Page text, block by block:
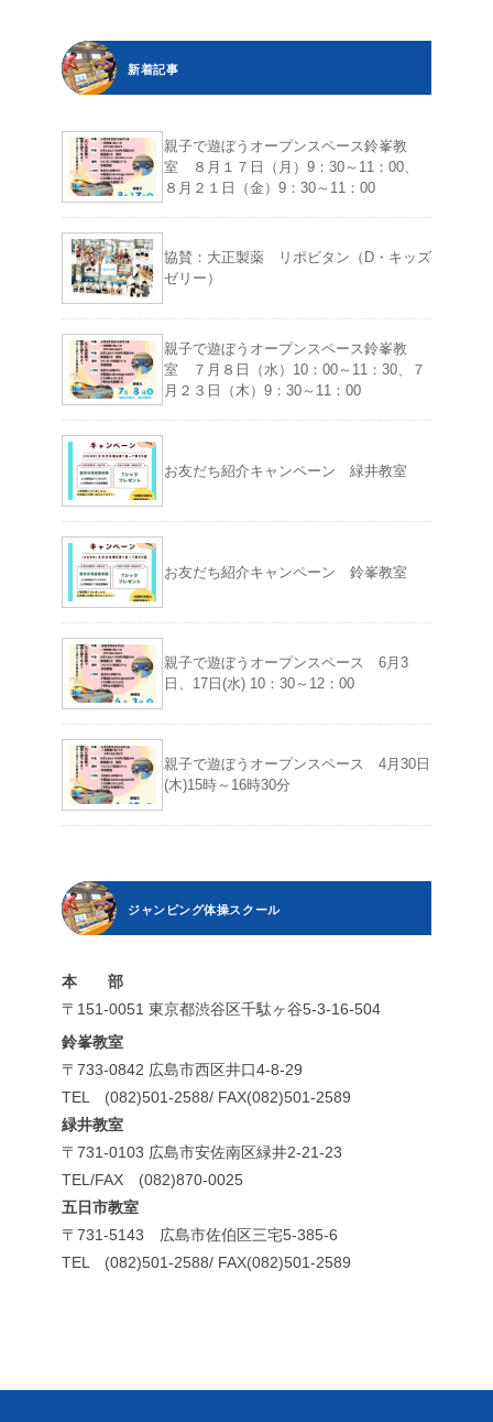
新着記事
親子で遊ぼうオープンスペース鈴峯教
室 ８月１７日（月）9：30～11：00、
８月２１日（金）9：30～11：00
協賛：大正製薬 リポビタン（D・キッズ
ゼリー）
親子で遊ぼうオープンスペース鈴峯教
室 ７月８日（水）10：00～11：30、７
月２３日（木）9：30～11：00
お友だち紹介キャンペーン 緑井教室
お友だち紹介キャンペーン 鈴峯教室
親子で遊ぼうオープンスペース 6月3
日、17日(水) 10：30～12：00
親子で遊ぼうオープンスペース 4月30日
(木)15時～16時30分
ジャンピング体操スクール
本 部
〒151-0051 東京都渋谷区千駄ヶ谷5-3-16-504
鈴峯教室
〒733-0842 広島市西区井口4-8-29
TEL (082)501-2588/ FAX(082)501-2589
緑井教室
〒731-0103 広島市安佐南区緑井2-21-23
TEL/FAX (082)870-0025
五日市教室
〒731-5143 広島市佐伯区三宅5-385-6
TEL (082)501-2588/ FAX(082)501-2589